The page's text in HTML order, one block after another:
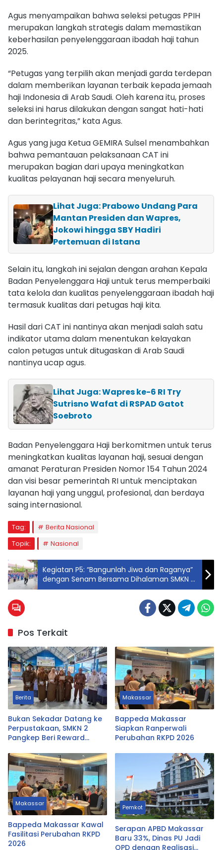
Agus menyampaikan bahwa seleksi petugas PPIH
merupakan langkah strategis dalam memastikan
keberhasilan penyelenggaraan ibadah haji tahun
2025.
“Petugas yang terpilih akan menjadi garda terdepan
dalam memberikan layanan terbaik kepada jemaah
haji Indonesia di Arab Saudi. Oleh karena itu, proses
seleksi ini harus dilakukan dengan sangat hati-hati
dan berintegritas,” kata Agus.
Agus yang juga Ketua GEMIRA Sulsel menambahkan
bahwa pemantauan pelaksanaan CAT ini
merupakan bagian dari upaya meningkatkan
kualitas pelayanan haji secara menyeluruh.
Lihat Juga: Prabowo Undang Para
Mantan Presiden dan Wapres,
Jokowi hingga SBY Hadiri
Pertemuan di Istana
Selain itu, langkah ini sejalan dengan arahan Kepala
Badan Penyelenggara Haji untuk terus memperbaiki
tata kelola dan kualitas penyelenggaraan ibadah haji
termasuk kualitas dari petugas haji kita.
Hasil dari CAT ini nantinya akan menjadi salah satu
indikator utama dalam menentukan kelayakan
calon petugas untuk ditugaskan di Arab Saudi
nantinya ucap agus.
Lihat Juga: Wapres ke-6 RI Try
Sutrisno Wafat di RSPAD Gatot
Soebroto
Badan Penyelenggara Haji berkomitmen untuk terus
meningkatkan kualitas layanan haji, sesuai dengan
amanat Peraturan Presiden Nomor 154 Tahun 2024
dan visi besar pemerintah RI untuk menciptakan
layanan haji yang unggul, profesional, dan berdaya
saing internasional.
Tag:
Berita Nasional
Topik:
Nasional
Kegiatan P5: “Bangunlah Jiwa dan Raganya”
dengan Senam Bersama Dihalaman SMKN 2
Makassar
Pos Terkait
Berita
Bukan Sekadar Datang ke
Perpustakaan, SMKN 2
Pangkep Beri Reward
dan Guru
Makassar
Bappeda Makassar
Siapkan Ranperwali
Perubahan RKPD 2026
Makassar
Bappeda Makassar Kawal
Fasilitasi Perubahan RKPD
2026
Pemkot
Serapan APBD Makassar
Baru 33%, Dinas PU Jadi
OPD dengan Realisasi